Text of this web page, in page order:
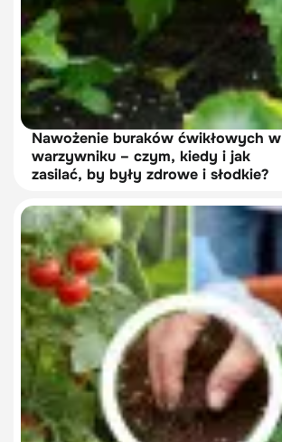
Nawożenie buraków ćwikłowych w
warzywniku – czym, kiedy i jak
zasilać, by były zdrowe i słodkie?